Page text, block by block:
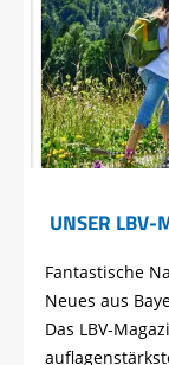
UNSER LBV-
Fantastische
Neues aus
Das LBV-